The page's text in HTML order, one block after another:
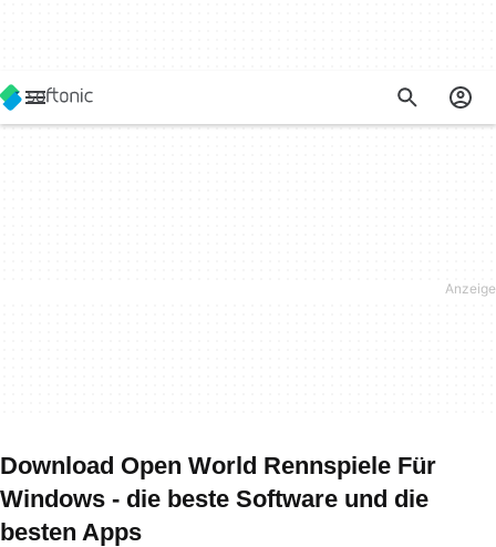
Download Open World Rennspiele Für
Windows - die beste Software und die
besten Apps